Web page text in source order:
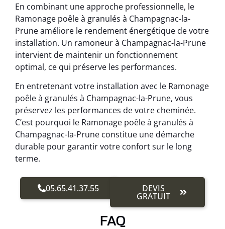
En combinant une approche professionnelle, le
Ramonage poêle à granulés à Champagnac-la-
Prune améliore le rendement énergétique de votre
installation. Un ramoneur à Champagnac-la-Prune
intervient de maintenir un fonctionnement
optimal, ce qui préserve les performances.
En entretenant votre installation avec le Ramonage
poêle à granulés à Champagnac-la-Prune, vous
préservez les performances de votre cheminée.
C’est pourquoi le Ramonage poêle à granulés à
Champagnac-la-Prune constitue une démarche
durable pour garantir votre confort sur le long
terme.
05.65.41.37.55 DEVIS
GRATUIT
FAQ